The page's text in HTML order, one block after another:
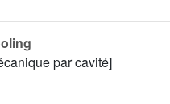
par cavité]